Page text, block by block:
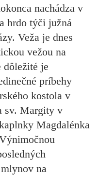
nachádza v
hrdo týči južná
Veža je dnes
vežou na
dôležité je
príbehy
kostola v
sv. Margity v
Magdalénka
na